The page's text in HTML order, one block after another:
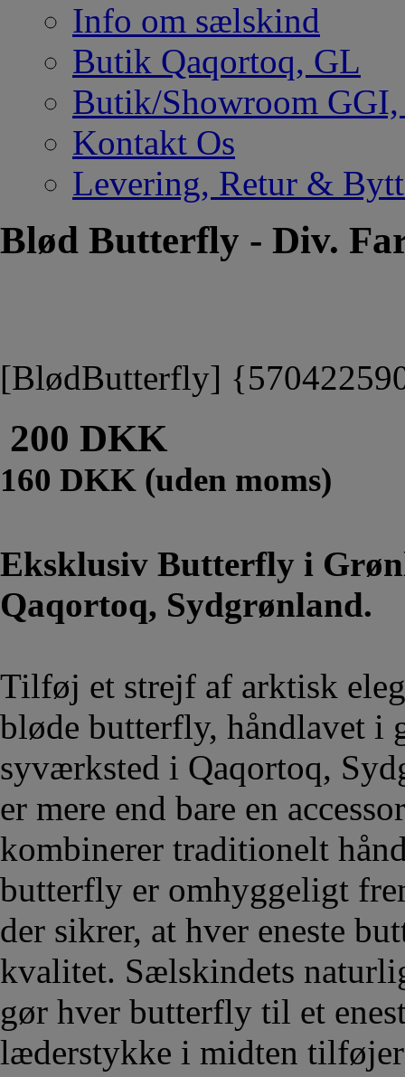
Info om sælskind
Butik Qaqortoq, GL
Butik/Showroom
Kontakt Os
Levering, Retur &
Blød Butterfly - Div.
[BlødButterfly]
200 DKK
160 DKK (uden moms)
Eksklusiv Butterfly i
Qaqortoq, Sydgrønland.
Tilføj et strejf af arktisk
bløde butterfly, håndlavet i
syværksted i Qaqortoq,
er mere end bare en
kombinerer traditionelt
butterfly er omhyggeligt
der sikrer, at hver eneste
kvalitet. Sælskindets
gør hver butterfly til et
læderstykke i midten